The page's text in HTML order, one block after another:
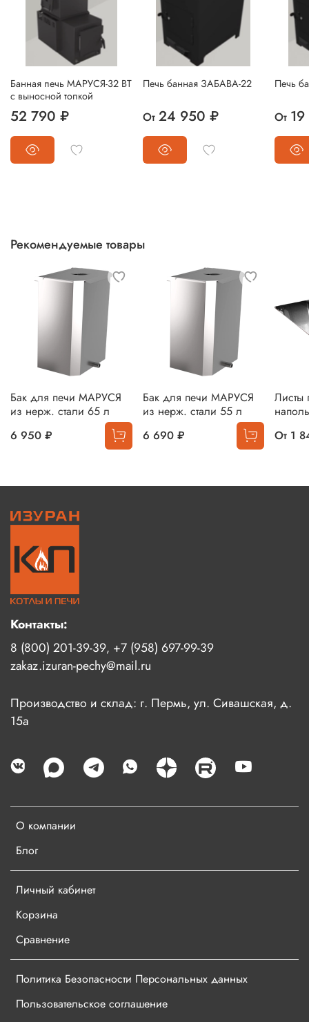
Банная печь МАРУСЯ-32 ВТ
с выносной топкой
52 790 ₽
Печь банная ЗАБАВА-22
От 24 950 ₽
Печь
От
Рекомендуемые товары
Бак для печи МАРУСЯ
из нерж. стали 65 л
6 950 ₽
Бак для печи МАРУСЯ
из нерж. стали 55 л
6 690 ₽
Листы
От 1
О компании
Блог
Личный кабинет
Корзина
Сравнение
Политика Безопасности Персональных данных
Пользовательское соглашение
Контакты:
8 (800) 201-39-39, +7 (958) 697-99-39
zakaz.izuran-pechy@mail.ru
Производство и склад: г. Пермь, ул. Сивашская, д.
15а